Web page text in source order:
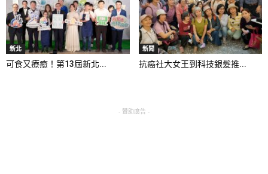
新北
可食又療癒！第13屆新北...
新聞
抗癌社大女王到科技銀髮推...
- 贊助廣告 -